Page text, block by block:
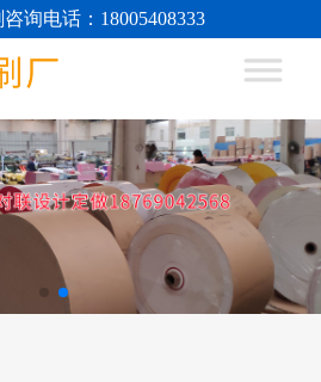
询电话：18005408333